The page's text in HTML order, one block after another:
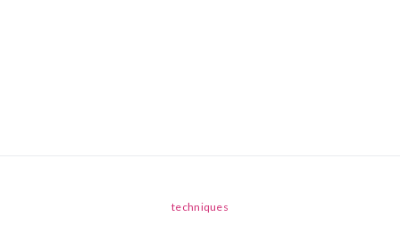
techniques